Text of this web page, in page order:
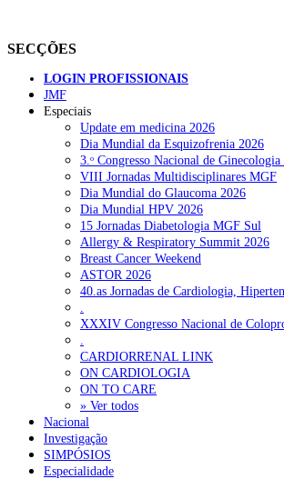
SECÇÕES
LOGIN PROFISSIONAIS
JMF
Especiais
Update em medicina 2026
Dia Mundial da Esquizofrenia 2026
3.ᵒ Congresso Nacional de
VIII Jornadas Multidisciplinares MGF
Dia Mundial do Glaucoma 2026
Dia Mundial HPV 2026
15 Jornadas Diabetologia MGF Sul
Allergy & Respiratory Summit 2026
Breast Cancer Weekend
ASTOR 2026
40.as Jornadas de Cardiologia,
XXXIV Congresso Nacional de
CARDIORRENAL LINK
ON CARDIOLOGIA
ON TO CARE
» Ver todos
Nacional
Investigação
SIMPÓSIOS
Especialidade